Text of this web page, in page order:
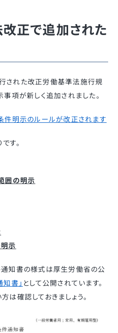
正で追加された
された改正労働基準法施行規
項が新しく追加されました。
件明示のルールが改正されます
す。
囲の明示
示
知書の様式は厚生労働省の公
書」 として公開されています。
は確認しておきましょう。